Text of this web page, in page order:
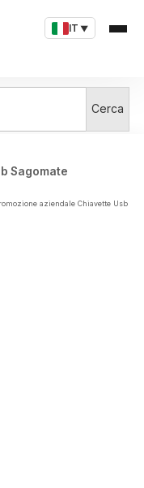
IT ▼
Cerca
Sagomate
aziendale Chiavette Usb